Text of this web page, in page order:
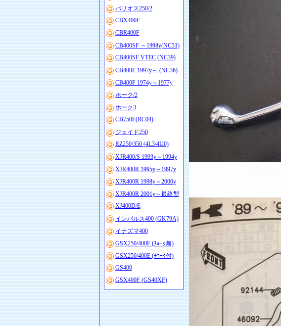
バリオス250/2
CBX400F
CBR400F
CB400SF ～1998y(NC31)
CB400SF VTEC (NC39)
CB400F 1997y～ (NC36)
CB400F 1974y～1977y
ホーク/2
ホーク3
CB750F(RC04)
ジェイド250
RZ250/350 (4L3/4U0)
XJR400/S 1993y～1994y
XJR400R 1995y～1997y
XJR400R 1998y～2000y
XJR400R 2001y～最終型
XJ400D/E
インパルス400 (GK79A)
イナズマ400
GSX250/400E (ﾁｮｰｸ無)
GSX250/400E (ﾁｮｰｸ付)
GS400
GSX400F (GS40XF)